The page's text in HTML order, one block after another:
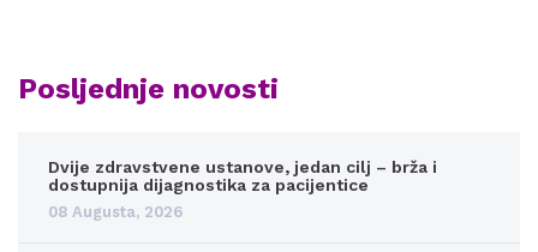
Posljednje novosti
Dvije zdravstvene ustanove, jedan cilj – brža i
dostupnija dijagnostika za pacijentice
08 Augusta, 2026